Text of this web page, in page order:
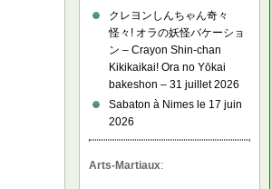
クレヨンしんちゃん奇々
怪々! オラの妖怪バケーショ
ン – Crayon Shin-chan
Kikikaikai! Ora no Yōkai
bakeshon – 31 juillet 2026
Sabaton à Nimes le 17 juin
2026
Arts-Martiaux: